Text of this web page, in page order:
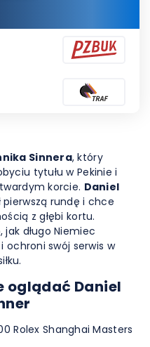
Sinnera, który
tytułu w Pekinie i
korcie. Daniel
rundę i chce
z głębi kortu.
długo Niemiec
ochroni swój serwis w
oglądać Daniel
Rolex Shanghai Masters